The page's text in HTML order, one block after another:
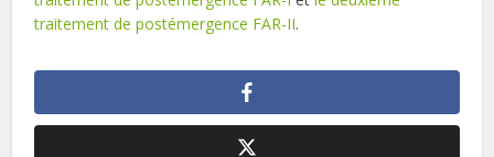
traitement de postémergence FAR-II.